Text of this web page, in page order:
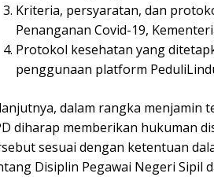
Kriteria, persyaratan, dan
Penanganan Covid-19,
Protokol kesehatan yang
penggunaan platform
dalam rangka menjamin
diharap memberikan hukuman
sesuai dengan ketentuan
Disiplin Pegawai Negeri Sipil